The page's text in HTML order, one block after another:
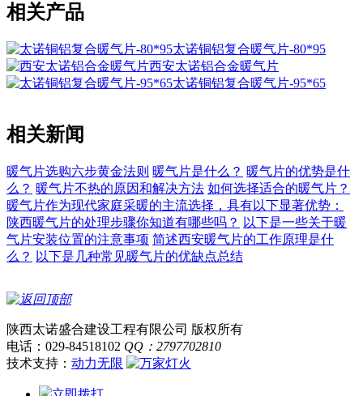
相关产品
太诺铜铝复合暖气片-80*95
西安太诺铝合金暖气片
太诺铜铝复合暖气片-95*65
相关新闻
暖气片选购六步黄金法则 暖气片是什么？ 暖气片的优势是什
么？ 暖气片不热的原因和解决方法 如何选择适合的暖气片？
暖气片作为现代家庭采暖的主流选择，具有以下显著优势：
陕西暖气片的处理步骤你知道有哪些吗？
以下是一些关于暖
气片安装位置的注意事项 简述西安暖气片的工作原理是什
么？
以下是几种常见暖气片的优缺点总结
陕西太诺盛合建设工程有限公司 版权所有
电话：029-84518102 QQ：2797702810
技术支持： 动力无限